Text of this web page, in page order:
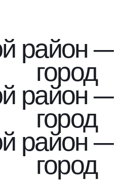
район —
город
район —
город
район —
город